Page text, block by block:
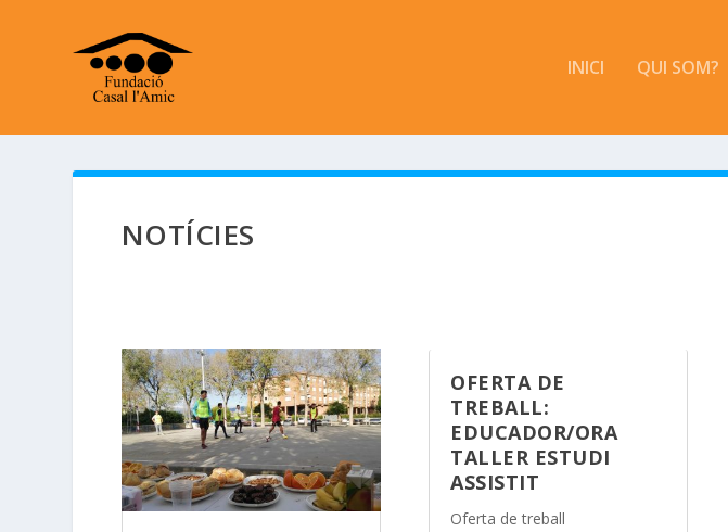
INICI QUI SOM?
NOTÍCIES
OFERTA DE
TREBALL:
EDUCADOR/ORA
TALLER ESTUDI
ASSISTIT
Oferta de treball